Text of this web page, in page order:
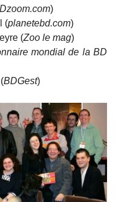
)
(planetebd.com)
(Zoo le mag)
mondial de la BD
BDGest)